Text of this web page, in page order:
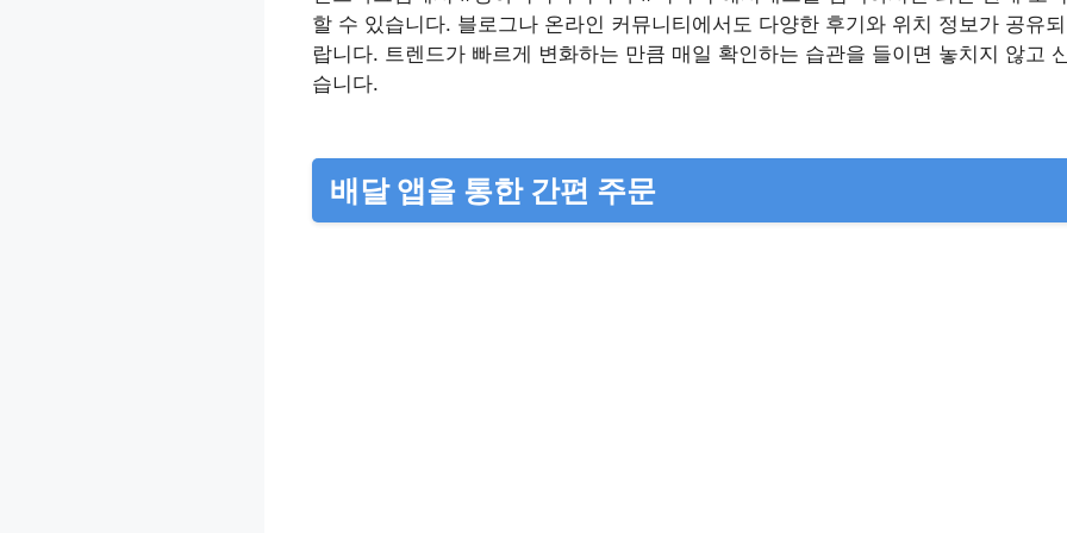
할 수 있습니다. 블로그나 온라인 커뮤니티에서도 다양한 후기와 위치 정보가 공유
랍니다. 트렌드가 빠르게 변화하는 만큼 매일 확인하는 습관을 들이면 놓치지 않고
습니다.
배달 앱을 통한 간편 주문